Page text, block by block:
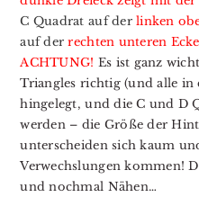
C Quadrat auf derlinken
auf derrechten unteren Ecke
ACHTUNG! Es ist ganz
Triangles richtig (und alle in
hingelegt, und die C und D
werden – die Größe der
unterscheiden sich kaum
Verwechslungen kommen!
und nochmal Nähen…